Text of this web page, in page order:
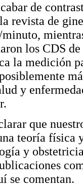
de
revista de
los CDS
la medición
y
que
teoría física
y
se comentan.